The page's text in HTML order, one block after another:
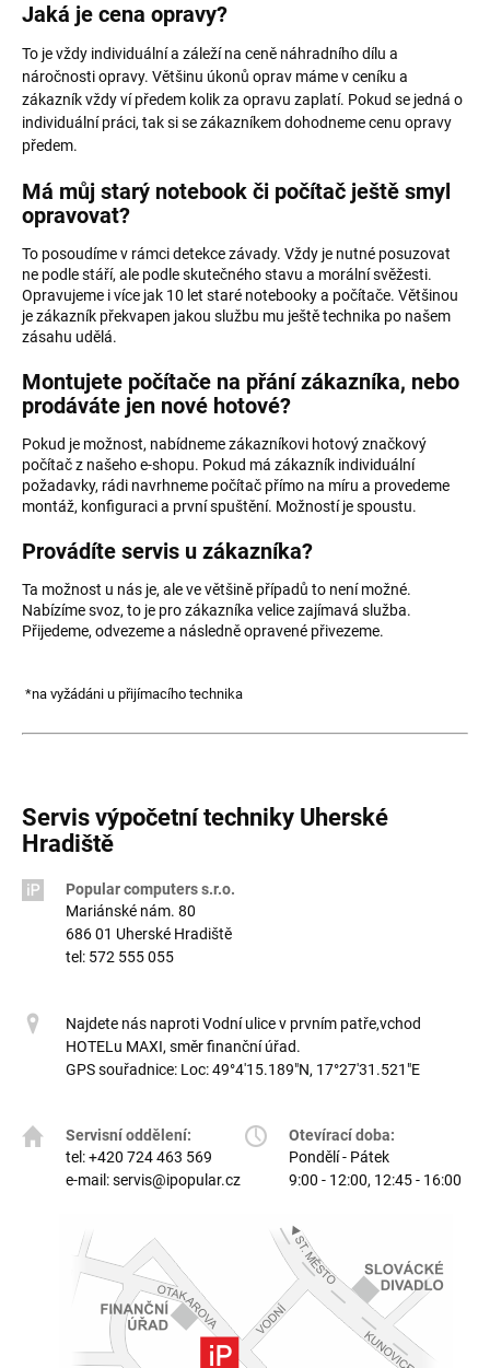
Jaká je cena opravy?
To je vždy individuální a záleží na ceně náhradního dílu a
náročnosti opravy. Většinu úkonů oprav máme v ceníku a
zákazník vždy ví předem kolik za opravu zaplatí. Pokud se jedná o
individuální práci, tak si se zákazníkem dohodneme cenu opravy
předem.
Má můj starý notebook či počítač ještě smyl
opravovat?
To posoudíme v rámci detekce závady. Vždy je nutné posuzovat
ne podle stáří, ale podle skutečného stavu a morální svěžesti.
Opravujeme i více jak 10 let staré notebooky a počítače. Většinou
je zákazník překvapen jakou službu mu ještě technika po našem
zásahu udělá.
Montujete počítače na přání zákazníka, nebo
prodáváte jen nové hotové?
Pokud je možnost, nabídneme zákazníkovi hotový značkový
počítač z našeho e-shopu. Pokud má zákazník individuální
požadavky, rádi navrhneme počítač přímo na míru a provedeme
montáž, konfiguraci a první spuštění. Možností je spoustu.
Provádíte servis u zákazníka?
Ta možnost u nás je, ale ve většině případů to není možné.
Nabízíme svoz, to je pro zákazníka velice zajímavá služba.
Přijedeme, odvezeme a následně opravené přivezeme.
*na vyžádáni u přijímacího technika
Servis výpočetní techniky Uherské
Hradiště
Popular computers s.r.o.
Mariánské nám. 80
686 01 Uherské Hradiště
tel: 572 555 055
Najdete nás naproti Vodní ulice v prvním patře,vchod
HOTELu MAXI, směr finanční úřad.
GPS souřadnice: Loc: 49°4′15.189"N, 17°27′31.521"E
Servisní oddělení:
tel: +420 724 463 569
e-mail: servis@ipopular.cz
Otevírací doba:
Pondělí - Pátek
9:00 - 12:00, 12:45 - 16:00